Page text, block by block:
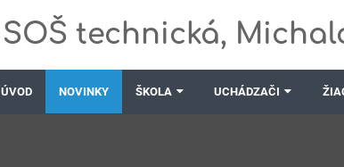
SOŠ technická,
ÚVOD NOVINKY ŠKOLA UCHÁDZAČI